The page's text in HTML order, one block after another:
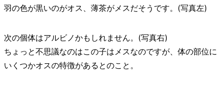
羽の色が黒いのがオス、薄茶がメスだそうです。(写真左)
次の個体はアルビノかもしれません。(写真右)
ちょっと不思議なのはこの子はメスなのですが、体の部位に
いくつかオスの特徴があるとのこと。